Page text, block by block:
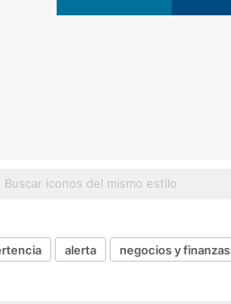
alerta negocios y finanzas